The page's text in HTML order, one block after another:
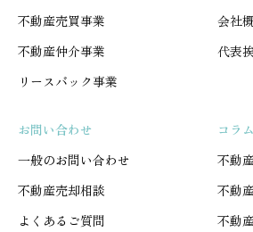
不動産売買事業
不動産仲介事業
リースバック事業
会社
代表
お問い合わせ
一般のお問い合わせ
不動産売却相談
よくあるご質問
コラム
不動
不動
不動